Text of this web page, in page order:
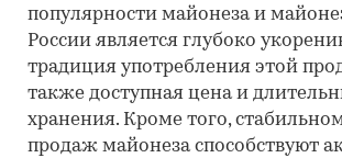
популярности майонеза и
России является глубоко
традиция употребления этой
также доступная цена и
хранения. Кроме того,
продаж майонеза способствуют